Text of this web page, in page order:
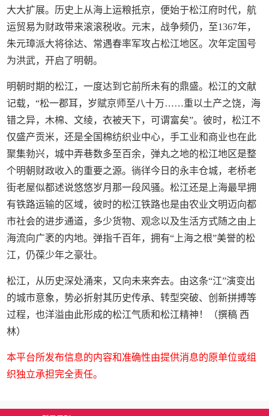
大大扩展。历史上从海上运粮抵京，便始于松江府时代，航
运贸易为财政带来滚滚税收。元末，战争频仍，至1367年，
朱元璋派大将徐达、常遇春率军攻占松江地区。次年定国号
为洪武，开启了明朝。
明朝时期的松江，一度达到它前所未有的鼎盛。松江的文献
记载，“松一郡耳，岁赋京师至八十万……重以土产之饶，海
错之异，木棉、文绫，衣被天下，可谓富矣”。彼时，松江不
仅盛产贡米，还是全国棉纺织业中心，手工业和商业也在此
聚集勃兴，城中弄巷数多至百余，弹丸之地的松江地区是整
个明朝财政收入的重要之源。徜徉今日的永丰仓城，老桥老
街老屋似都述说悠悠岁月那一段风骚。松江还是上海最早拥
有铁路运输的区域，彼时的松江铁路也是由农业文明迈向都
市社会的进步通道，多少货物、观念以及生活方式随之由上
海流向广袤的内地。弹指千百年，拥有“上海之根”美誉的松
江，仍葆少年之豪壮。
松江，从历史深处涌来，又向未来奔去。由这条“江”演变出
的城市意象，势必折射其历史传承、转型突破、创新拼搏等
过程，也洋溢由此形成的松江气质和松江精神！（撰稿 西
林）
本平台所发布信息的内容和准确性由提供消息的原单位或组
织独立承担完全责任。